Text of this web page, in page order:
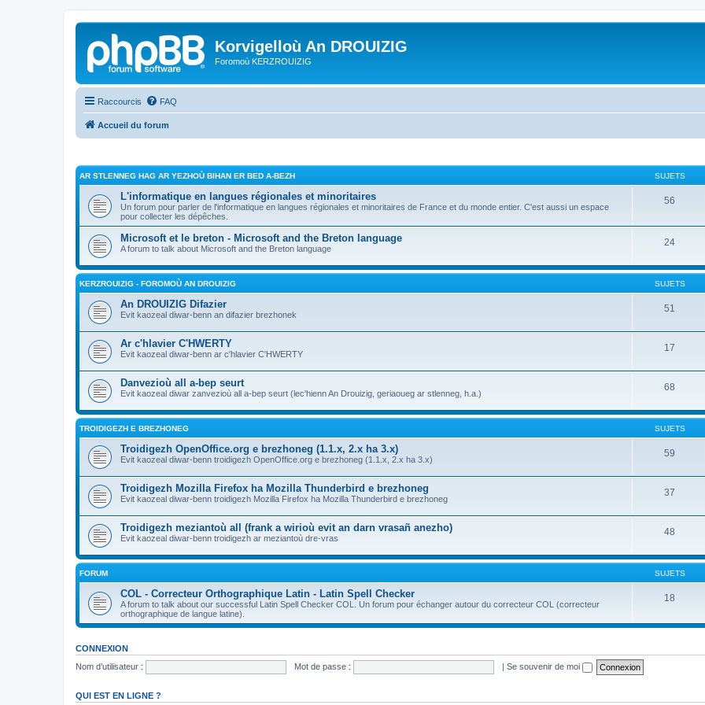
Korvigelloù An DROUIZIG
Foromoù KERZROUIZIG
Raccourcis FAQ
Accueil du forum
AR STLENNEG HAG AR YEZHOÙ BIHAN ER BED A-BEZH SUJETS
L'informatique en langues régionales et minoritaires
Un forum pour parler de l'informatique en langues régionales et minoritaires de France et du monde entier. C'est aussi un espace
pour collecter les dépêches.
56
Microsoft et le breton - Microsoft and the Breton language
A forum to talk about Microsoft and the Breton language
24
KERZROUIZIG - FOROMOÙ AN DROUIZIG SUJETS
An DROUIZIG Difazier
Evit kaozeal diwar-benn an difazier brezhonek
51
Ar c'hlavier C'HWERTY
Evit kaozeal diwar-benn ar c'hlavier C'HWERTY
17
Danvezioù all a-bep seurt
Evit kaozeal diwar zanvezioù all a-bep seurt (lec'hienn An Drouizig, geriaoueg ar stlenneg, h.a.)
68
TROIDIGEZH E BREZHONEG SUJETS
Troidigezh OpenOffice.org e brezhoneg (1.1.x, 2.x ha 3.x)
Evit kaozeal diwar-benn troidigezh OpenOffice.org e brezhoneg (1.1.x, 2.x ha 3.x)
59
Troidigezh Mozilla Firefox ha Mozilla Thunderbird e brezhoneg
Evit kaozeal diwar-benn troidigezh Mozilla Firefox ha Mozilla Thunderbird e brezhoneg
37
Troidigezh meziantoù all (frank a wirioù evit an darn vrasañ anezho)
Evit kaozeal diwar-benn troidigezh ar meziantoù dre-vras
48
FORUM SUJETS
COL - Correcteur Orthographique Latin - Latin Spell Checker
A forum to talk about our successful Latin Spell Checker COL. Un forum pour échanger autour du correcteur COL (correcteur
orthographique de langue latine).
18
CONNEXION
Nom d’utilisateur :
Mot de passe : | Se souvenir de moi
QUI EST EN LIGNE ?